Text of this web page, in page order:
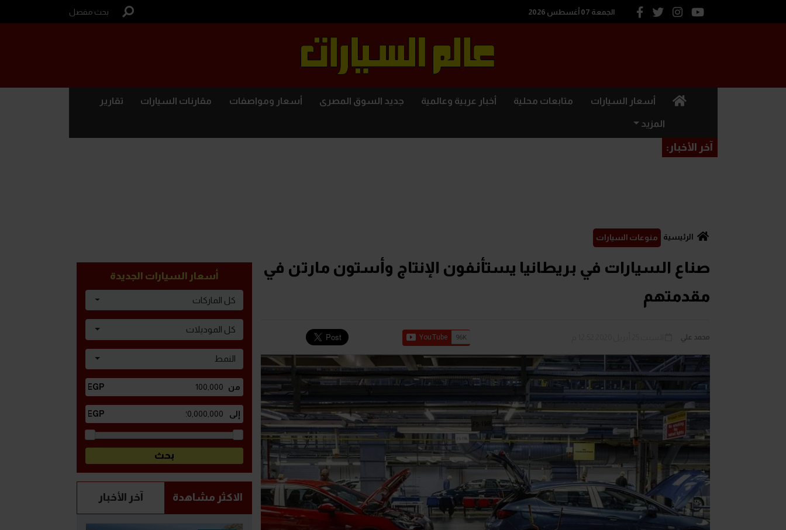
الجمعة 07 أغسطس 2026 بحث مفصل
(current) أسعار السيارات متابعات محلية أخبار عربية وعالمية جديد السوق المصرى أسعار ومواصفات مقارنات السيارات تقارير
المزيد
آخر الأخبار:
الرئيسية منوعات السيارات
صناع السيارات في بريطانيا يستأنفون الإنتاج وأستون مارتن في
مقدمتهم
محمد علي
أسعار السيارات الجديدة
كل الماركات
كل الموديلات
النمط
الاكثر مشاهدة آخر الأخبار